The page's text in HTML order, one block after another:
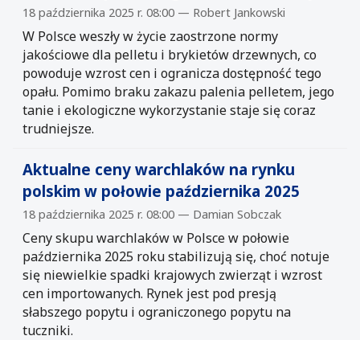
18 października 2025 r. 08:00 — Robert Jankowski
W Polsce weszły w życie zaostrzone normy
jakościowe dla pelletu i brykietów drzewnych, co
powoduje wzrost cen i ogranicza dostępność tego
opału. Pomimo braku zakazu palenia pelletem, jego
tanie i ekologiczne wykorzystanie staje się coraz
trudniejsze.
Aktualne ceny warchlaków na rynku
polskim w połowie października 2025
18 października 2025 r. 08:00 — Damian Sobczak
Ceny skupu warchlaków w Polsce w połowie
października 2025 roku stabilizują się, choć notuje
się niewielkie spadki krajowych zwierząt i wzrost
cen importowanych. Rynek jest pod presją
słabszego popytu i ograniczonego popytu na
tuczniki.